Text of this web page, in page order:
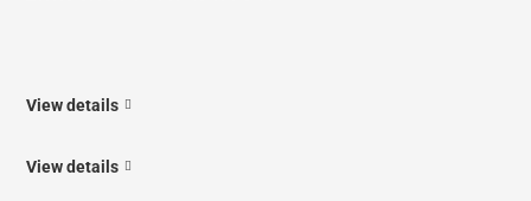
View details
View details